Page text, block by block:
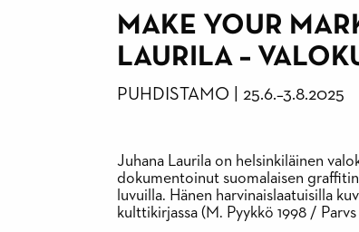
MAKE YOUR
LAURILA –
PUHDISTAMO 25.6.–3.8.2025
Juhana Laurila on helsinkiläinen
dokumentoinut suomalaisen
luvuilla. Hänen harvinaislaatuisilla
kulttikirjassa (M. Pyykkö 1998 / Parvs